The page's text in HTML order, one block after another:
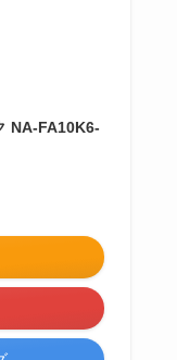
NA-FA10K6-